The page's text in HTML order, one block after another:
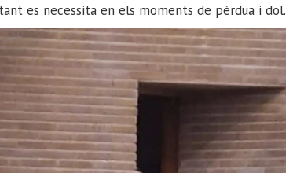
es necessita en els moments de pèrdua i dol.